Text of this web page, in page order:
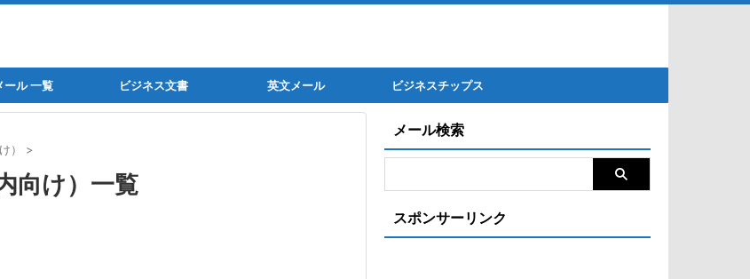
ール 一覧 ビジネス文書 英文メール ビジネスチップス
） >
向け）一覧
メール検索
スポンサーリンク